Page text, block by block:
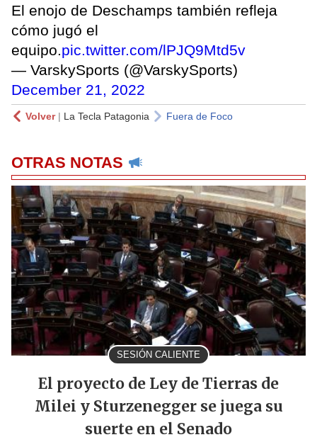
El enojo de Deschamps también refleja
cómo jugó el
equipo.pic.twitter.com/lPJQ9Mtd5v
— VarskySports (@VarskySports)
December 21, 2022
Volver| La Tecla Patagonia Fuera de Foco
OTRAS NOTAS
SESIÓN CALIENTE
El proyecto de Ley de Tierras de
Milei y Sturzenegger se juega su
suerte en el Senado